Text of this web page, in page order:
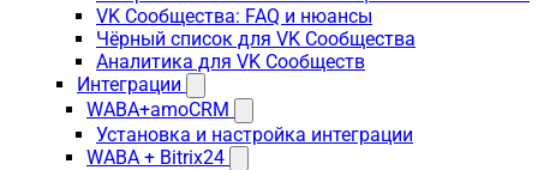
VK Сообщества: FAQ и нюансы
Чёрный список для VK Сообщества
Аналитика для VK Сообществ
Интеграции
WABA+amoCRM
Установка и настройка интеграции
WABA + Bitrix24